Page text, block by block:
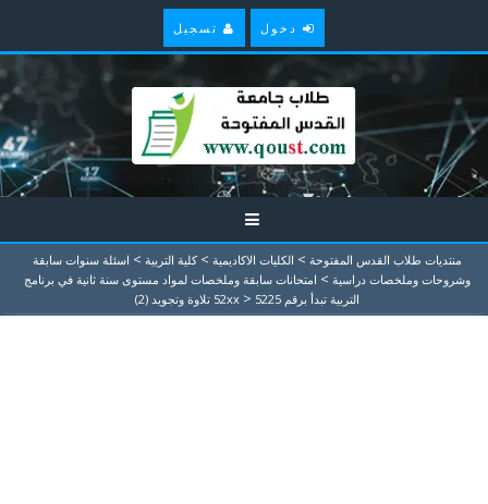
دخول تسجيل
منتديات طلاب القدس المفتوحة > الكليات الاكاديمية > كلية التربية > اسئلة سنوات سابقة
وشروحات وملخصات دراسية > امتحانات سابقة وملخصات لمواد مستوى سنة ثانية في برنامج
التربية تبدأ برقم 52xx
> 5225 تلاوة وتجويد (2)